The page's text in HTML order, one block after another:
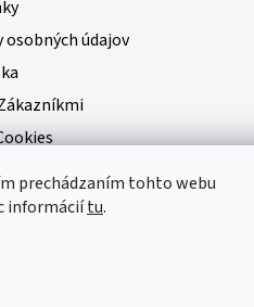
prechádzaním tohto webu
informáciítu.
údajov
OD ZMLUVY